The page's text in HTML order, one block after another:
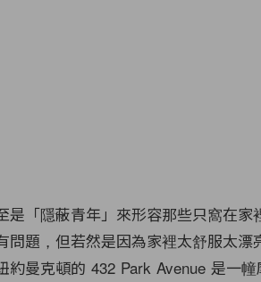
是「隱蔽青年」來形容那些只窩在家
問題，但若然是因為家裡太舒服太漂
約曼克頓的 432 Park Avenue 是一